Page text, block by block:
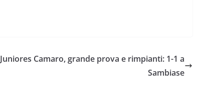
Juniores Camaro, grande prova e rimpianti: 1-1 a
Sambiase